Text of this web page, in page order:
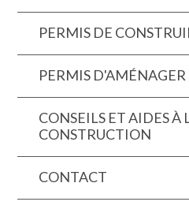
PERMIS DE
PERMIS D'AMÉNAGER
CONSEILS ET AIDES À
CONSTRUCTION
CONTACT